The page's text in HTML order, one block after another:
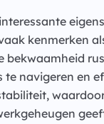
kenmerken
bekwaamheid
navigeren en